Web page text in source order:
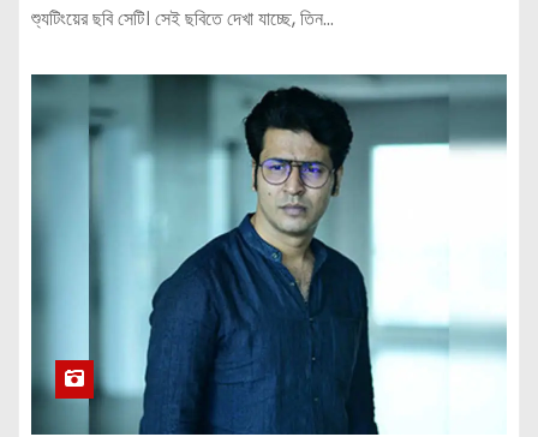
শ্যুটিংয়ের ছবি সেটি। সেই ছবিতে দেখা যাচ্ছে, তিন…